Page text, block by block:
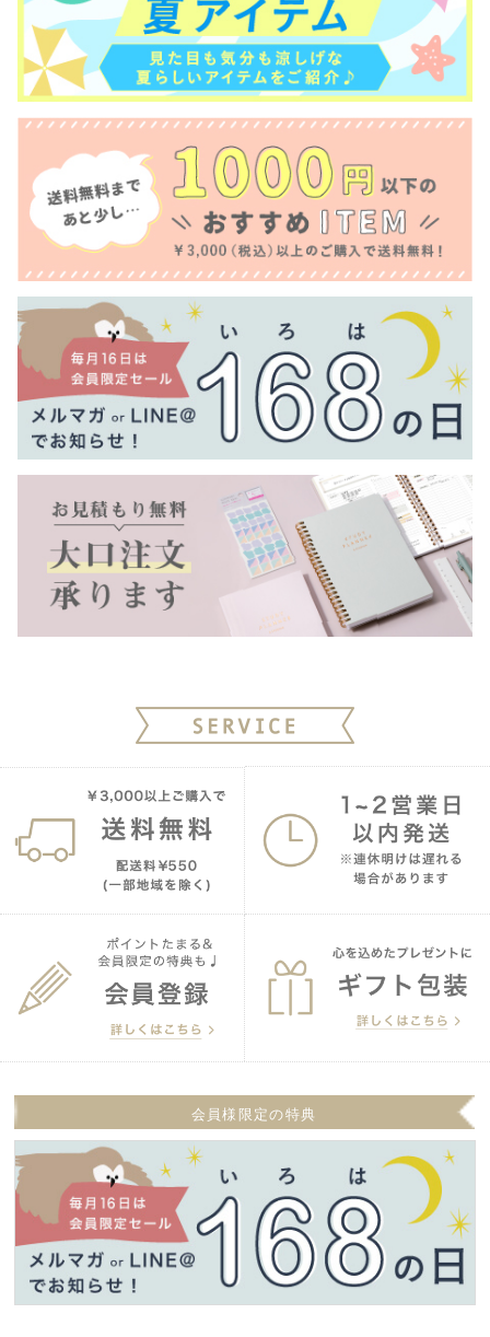
会員様限定の特典